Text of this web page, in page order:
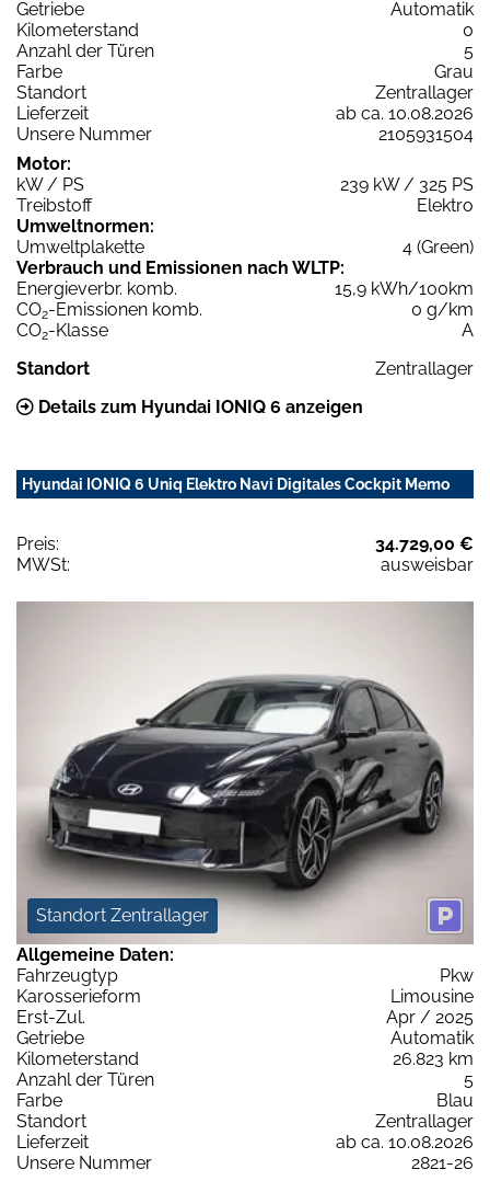
Getriebe
Automatik
Kilometerstand
0
Anzahl der Türen
5
Farbe
Grau
Standort
Zentrallager
Lieferzeit
ab ca. 10.08.2026
Unsere Nummer
2105931504
Motor:
kW / PS
239 kW / 325 PS
Treibstoff
Elektro
Umweltnormen:
Umweltplakette
4 (Green)
Verbrauch und Emissionen nach WLTP:
Energieverbr. komb.
15,9 kWh/100km
CO2-Emissionen komb.
0 g/km
CO2-Klasse
A
Standort
Zentrallager
Details zum Hyundai IONIQ 6 anzeigen
Hyundai IONIQ 6 Uniq Elektro Navi Digitales Cockpit Memo
Preis:
34.729,00 €
MWSt:
ausweisbar
Standort Zentrallager
Allgemeine Daten:
Fahrzeugtyp
Pkw
Karosserieform
Limousine
Erst-Zul.
Apr / 2025
Getriebe
Automatik
Kilometerstand
26.823 km
Anzahl der Türen
5
Farbe
Blau
Standort
Zentrallager
Lieferzeit
ab ca. 10.08.2026
Unsere Nummer
2821-26